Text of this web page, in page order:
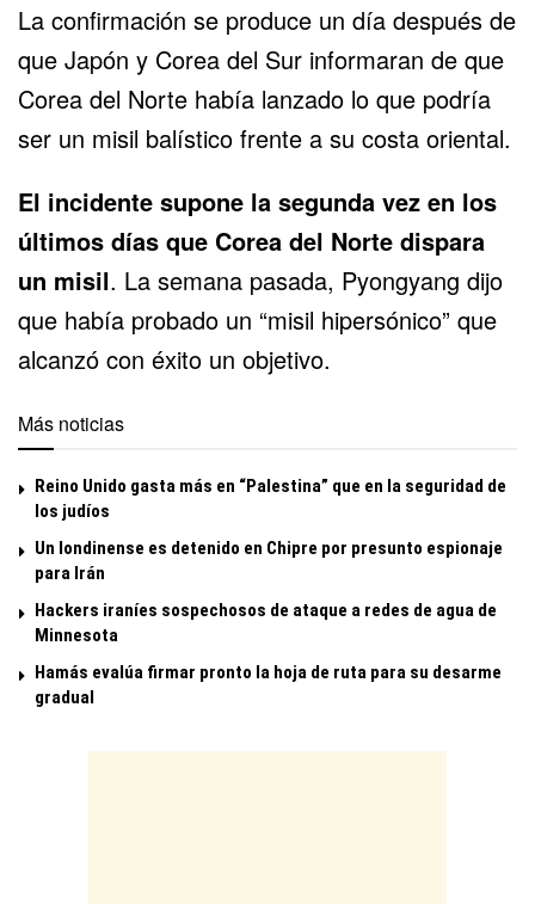
La confirmación se produce un día después de
que Japón y Corea del Sur informaran de que
Corea del Norte había lanzado lo que podría
ser un misil balístico frente a su costa oriental.
El incidente supone la segunda vez en los
últimos días que Corea del Norte dispara
un misil. La semana pasada, Pyongyang dijo
que había probado un “misil hipersónico” que
alcanzó con éxito un objetivo.
Más noticias
Reino Unido gasta más en “Palestina” que en la seguridad de
los judíos
Un londinense es detenido en Chipre por presunto espionaje
para Irán
Hackers iraníes sospechosos de ataque a redes de agua de
Minnesota
Hamás evalúa firmar pronto la hoja de ruta para su desarme
gradual